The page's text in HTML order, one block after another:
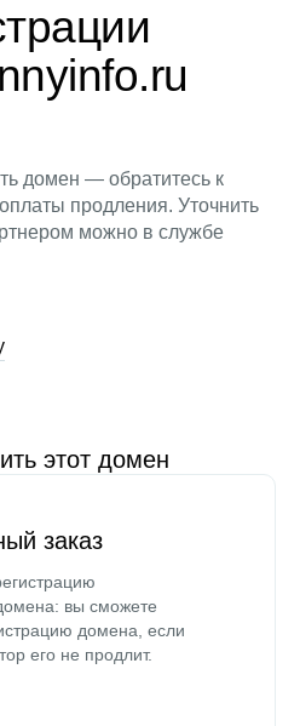
домен — обратитесь к
продления. Уточнить
можно в службе
этот домен
заказ
вы сможете
домена, если
его не продлит.